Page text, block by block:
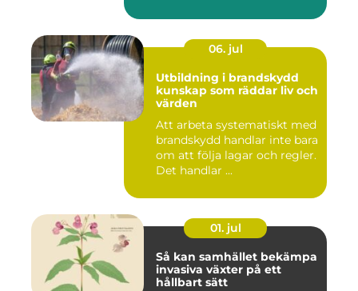
06. jul
Utbildning i brandskydd
kunskap som räddar liv och
värden
Att arbeta systematiskt med
brandskydd handlar inte bara
om att följa lagar och regler.
Det handlar ...
01. jul
Så kan samhället bekämpa
invasiva växter på ett
hållbart sätt